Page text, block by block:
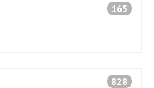
165
828